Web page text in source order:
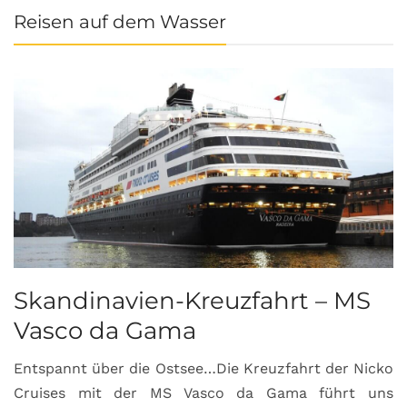
Reisen auf dem Wasser
Skandinavien-Kreuzfahrt – MS
Vasco da Gama
Entspannt über die Ostsee…Die Kreuzfahrt der Nicko
Cruises mit der MS Vasco da Gama führt uns